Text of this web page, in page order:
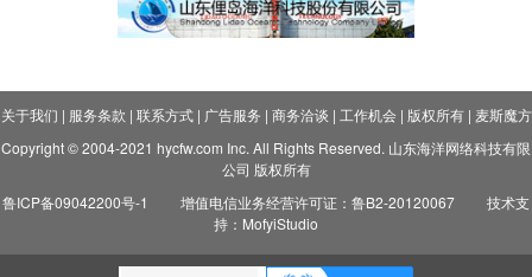
关于我们 | 服务条款 | 联系方式| 广告服务 | 商务洽谈 | 工作机会| 版权所有| 麦斯魔方
Copyright © 2004-2021 hycfw.com Inc. All Rights Reserved. 山东海洋网络科技有限
公司 版权所有
鲁ICP备09042200号-1
增值电信业务经营许可证：鲁B2-20120067
技术支
持：MofyiStudio